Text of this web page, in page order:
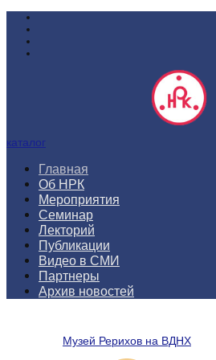
каталог
Главная
Об НРК
Мероприятия
Семинар
Лекторий
Публикации
Видео в СМИ
Партнеры
Архив новостей
Музей Рерихов на ВДНХ